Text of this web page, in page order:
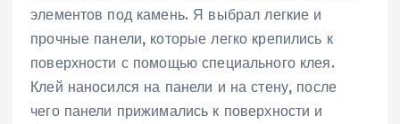
элементов под камень. Я выбрал легкие и
прочные панели, которые легко крепились к
поверхности с помощью специального клея.
Клей наносился на панели и на стену, после
чего панели прижимались к поверхности и